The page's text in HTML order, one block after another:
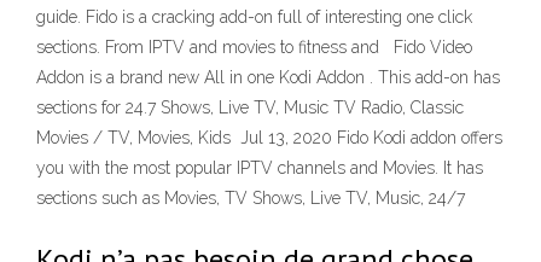
guide. Fido is a cracking add-on full of interesting one click
sections. From IPTV and movies to fitness and Fido Video
Addon is a brand new All in one Kodi Addon . This add-on has
sections for 24.7 Shows, Live TV, Music TV Radio, Classic
Movies / TV, Movies, Kids Jul 13, 2020 Fido Kodi addon offers
you with the most popular IPTV channels and Movies. It has
sections such as Movies, TV Shows, Live TV, Music, 24/7